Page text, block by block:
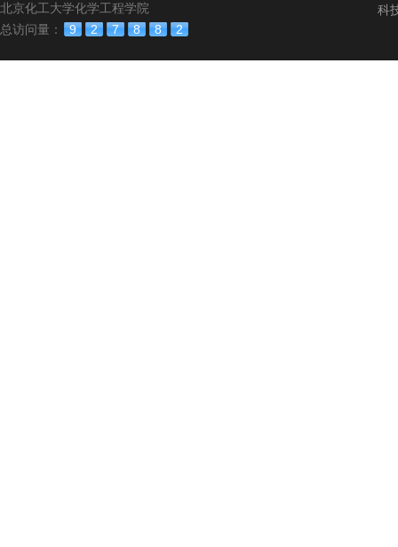
北京化工大学化学工程学院
总访问量：
9 2 7 8 8 2
科